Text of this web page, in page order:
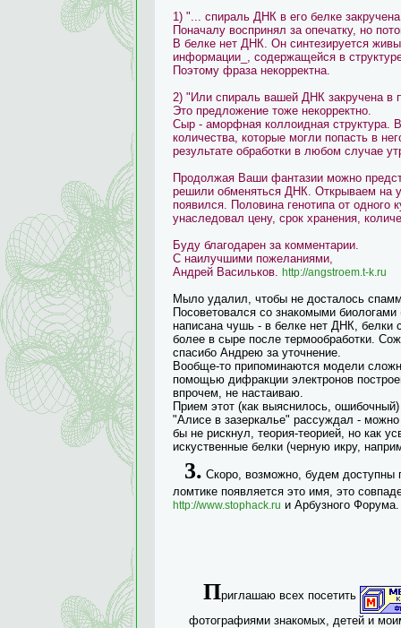
1) "... спираль ДНК в его белке
Поначалу воспринял за опечатку, но
В белке нет ДНК. Он синтезируется
информации_, содержащейся в
Поэтому фраза некорректна.
2) "Или спираль вашей ДНК закручена в
Это предложение тоже некорректно.
Сыр - аморфная коллоидная
количества, которые могли попасть в
результате обработки в любом случае
Продолжая Ваши фантазии можно
решили обменяться ДНК. Открываем на
появился. Половина генотипа от одного
унаследовал цену, срок хранения,
Буду благодарен за комментарии.
С наилучшими пожеланиями,
Андрей Васильков. http://angstroem.t-k.ru
Мыло удалил, чтобы не досталось
Посоветовался со знакомыми
написана чушь - в белке нет ДНК, белки
более в сыре после термообработки.
спасибо Андрею за уточнение.
Вообще-то припоминаются модели
помощью дифракции электронов
впрочем, не настаиваю.
Прием этот (как выяснилось,
"Алисе в зазеркалье" рассуждал -
бы не рискнул, теория-теорией, но как
искуственные белки (черную икру,
3. Скоро, возможно, будем доступны
ломтике появляется это имя, это
http://www.stophack.ru и Арбузного Форума.
Приглашаю всех посетить
фотографиями знакомых, детей и